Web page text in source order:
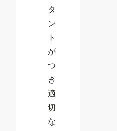
タ
ン
ト
が
つ
き
適
切
な